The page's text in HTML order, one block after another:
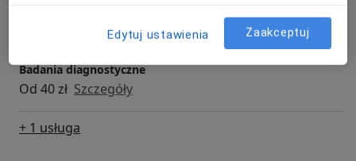
Szczegóły
Badania diagnostyczne
Od 40 zł Szczegóły
+ 1 usługa
Edytuj ustawienia Zaakceptuj